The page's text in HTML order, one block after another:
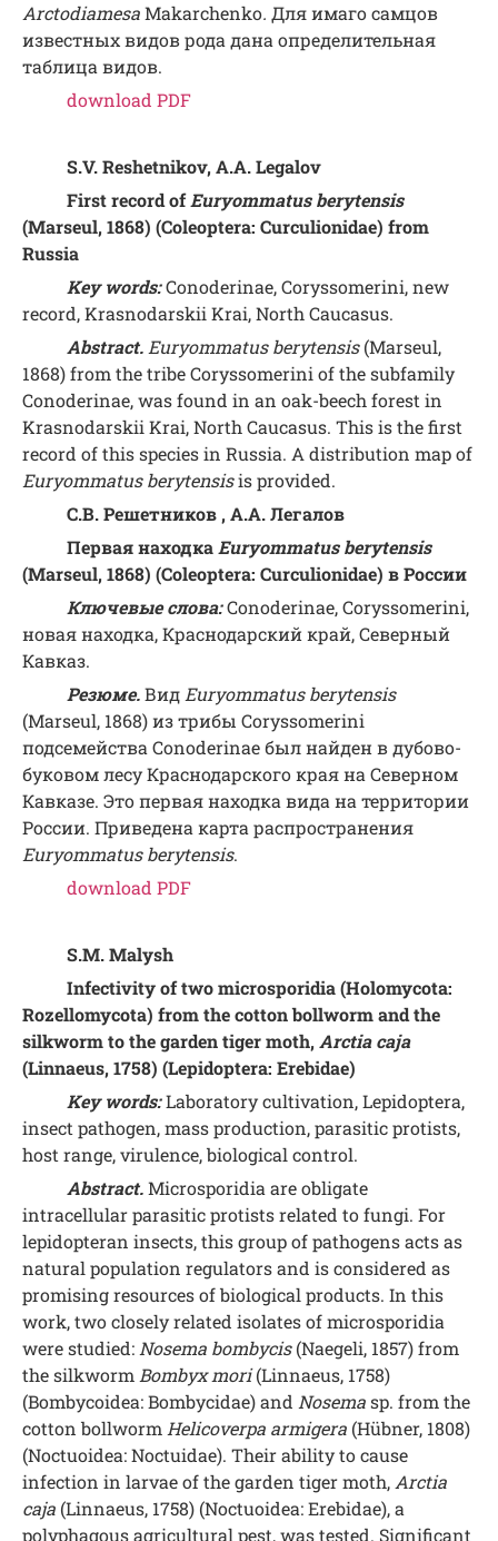
ArctodiamesaMakarchenko. Для имаго самцов
известных видов рода дана определительная
таблица видов.
download PDF
S.V. Reshetnikov, A.A. Legalov
First record ofEuryommatus berytensis
(Marseul, 1868) (Coleoptera: Curculionidae) from
Russia
Key words:Conoderinae, Coryssomerini, new
record, Krasnodarskii Krai, North Caucasus.
Abstract. Euryommatus berytensis(Marseul,
1868) from the tribe Coryssomerini of the subfamily
Conoderinae, was found in an oak-beech forest in
Krasnodarskii Krai, North Caucasus. This is the first
record of this species in Russia. A distribution map of
Euryommatus berytensisis provided.
С.В. Решетников , А.А. Легалов
Перваянаходка Euryommatus berytensis
(Marseul, 1868) (Coleoptera: Curculionidae) вРоссии
Ключевые слова:Conoderinae, Coryssomerini,
новая находка, Краснодарский край, Северный
Кавказ.
Резюме.Вид Euryommatus berytensis
(Marseul, 1868) из трибы Coryssomerini
подсемейства Conoderinae был найден в дубово-
буковом лесу Краснодарского края на Северном
Кавказе. Это первая находка вида на территории
России. Приведена карта распространения
Euryommatus berytensis.
download PDF
S.M. Malysh
Infectivity of two microsporidia (Holomycota:
Rozellomycota) from the cotton bollworm and the
silkworm to the garden tiger moth,Arctia caja
(Linnaeus, 1758) (Lepidoptera: Erebidae)
Key words:Laboratory cultivation, Lepidoptera,
insect pathogen, mass production, parasitic protists,
host range, virulence, biological control.
Abstract.Microsporidia are obligate
intracellular parasitic protists related to fungi. For
lepidopteran insects, this group of pathogens acts as
natural population regulators and is considered as
promising resources of biological products. In this
work, two closely related isolates of microsporidia
were studied: Nosema bombycis(Naegeli, 1857) from
the silkworm Bombyx mori(Linnaeus, 1758)
(Bombycoidea: Bombycidae) and Nosemasp. from the
cotton bollworm Helicoverpa armigera (Hübner, 1808)
(Noctuoidea: Noctuidae). Their ability to cause
infection in larvae of the garden tiger moth, Arctia
caja (Linnaeus, 1758) (Noctuoidea: Erebidae), a
polyphagous agricultural pest, was tested. Significant